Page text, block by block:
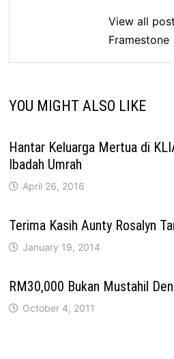
View all
YOU MIGHT ALSO LIKE
Hantar Keluarga Mertua di
Ibadah Umrah
April 26, 2016
Terima Kasih Aunty Rosalyn
January 19, 2014
RM30,000 Bukan Mustahil
October 4, 2011